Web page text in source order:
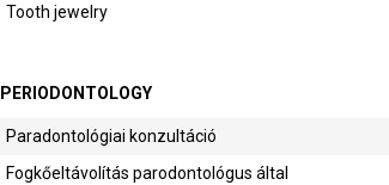
Tooth jewelry
PERIODONTOLOGY
Paradontológiai konzultáció
Fogkőeltávolítás parodontológus által